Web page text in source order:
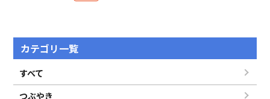
カテゴリ一覧
すべて
つぶやき